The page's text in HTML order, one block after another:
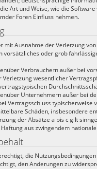
Art und Weise, wie die
Foren Einfluss nehmen.
mit Ausnahme der Verletzung
vorsätzliches oder grob
Verbrauchern außer bei
Verletzung wesentlicher
Unternehmern außer bei
Vertragsschluss
Schäden, insbesondere
der Absätze a bis c gilt
aus zwingendem
die
den Änderungen zu